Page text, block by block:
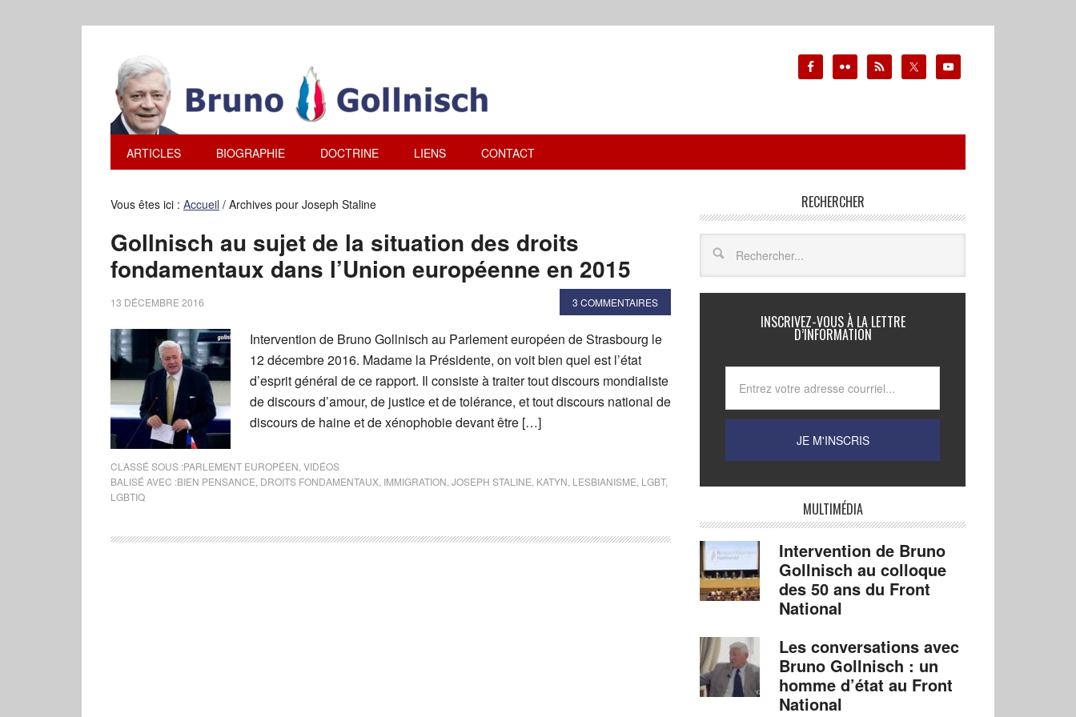
ARTICLES BIOGRAPHIE DOCTRINE LIENS CONTACT
Vous êtes ici : Accueil / Archives pour Joseph Staline
Gollnisch au sujet de la situation des droits
fondamentaux dans l’Union européenne en 2015
13 DÉCEMBRE 2016 3 COMMENTAIRES
Intervention de Bruno Gollnisch au Parlement européen de Strasbourg le
12 décembre 2016. Madame la Présidente, on voit bien quel est l’état
d’esprit général de ce rapport. Il consiste à traiter tout discours mondialiste
de discours d’amour, de justice et de tolérance, et tout discours national de
discours de haine et de xénophobie devant être […]
CLASSÉ SOUS :PARLEMENT EUROPÉEN VIDÉOS
BALISÉ AVEC :BIEN PENSANCE DROITS FONDAMENTAUX IMMIGRATION JOSEPH STALINE KATYN LESBIANISME LGBT,
LGBTIQ
RECHERCHER
INSCRIVEZ-VOUS À LA LETTRE
D’INFORMATION
MULTIMÉDIA
Intervention de Bruno
Gollnisch au colloque
des 50 ans du Front
National
Les conversations avec
Bruno Gollnisch : un
homme d’état au Front
National